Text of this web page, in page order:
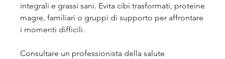
integrali e grassi sani. Evita cibi trasformati, proteine
magre, familiari o gruppi di supporto per affrontare
i momenti difficili.
Consultare un professionista della salute